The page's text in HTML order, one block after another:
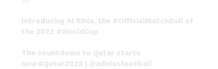
Introducing Al Rihla, the #OfficialMatchBall of
the 2022 #WorldCup
The countdown to Qatar starts
now#Qatar2022 | @adidasfootball